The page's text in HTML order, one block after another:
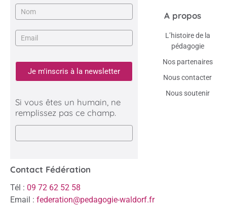
Je m'inscris à la newsletter
Si vous êtes un humain, ne
remplissez pas ce champ.
A propos
L’histoire de la
pédagogie
Nos partenaires
Nous contacter
Nous soutenir
Contact Fédération
Tél : 09 72 62 52 58
Email : federation@pedagogie-waldorf.fr